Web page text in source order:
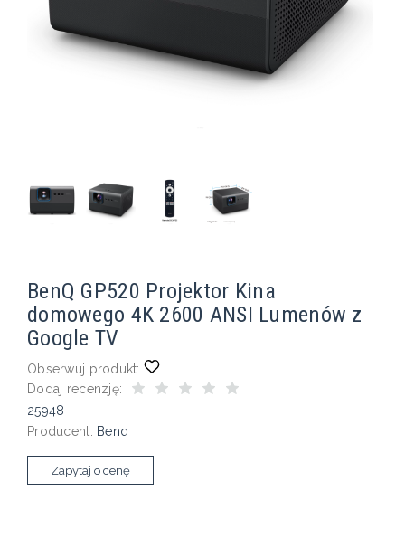
BenQ GP520 Projektor Kina
domowego 4K 2600 ANSI Lumenów z
Google TV
Obserwuj produkt:
Dodaj recenzję:
25948
Producent: Benq
Zapytaj o cenę